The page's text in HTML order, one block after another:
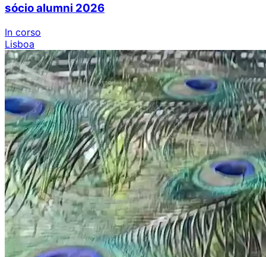
sócio alumni 2026
In corso
Lisboa